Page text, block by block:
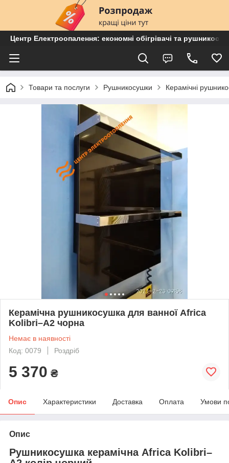
Центр Електроопалення: економні обігрівачі та
Товари та послуги Рушникосушки Керамічні
Керамічна рушникосушка для ванної Africa
Kolibri–A2 чорна
Немає в наявності
Код: 0079
Роздріб
5 370 ₴
Опис Характеристики Доставка Оплата Умови
Опис
Рушникосушка керамічна Africa Kolibri–